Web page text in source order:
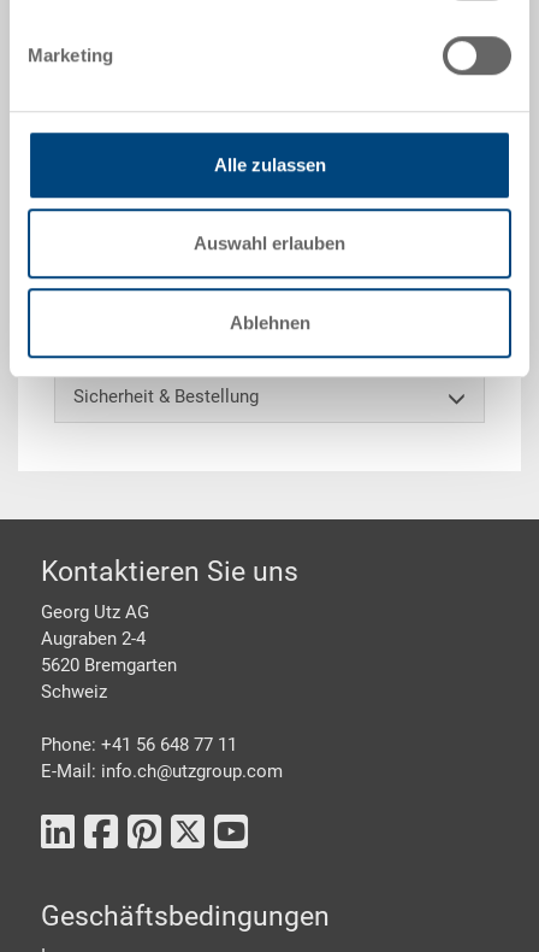
Marketing
Alle zulassen
Auswahl erlauben
Ablehnen
Einsatzbehälter, PP, lichtblau RAL 5012, Grösse 1/4,
Entnahmegriff auf einer Kurzseite, zu EUROTEC
Sonderanfertigungen - Unser Spezialgebiet
Sicherheit & Bestellung
Footer
Kontaktieren Sie uns
Georg Utz AG
Augraben 2-4
5620 Bremgarten
Schweiz
Phone: +41 56 648 77 11
E-Mail: info.ch@utzgroup.com
Geschäftsbedingungen